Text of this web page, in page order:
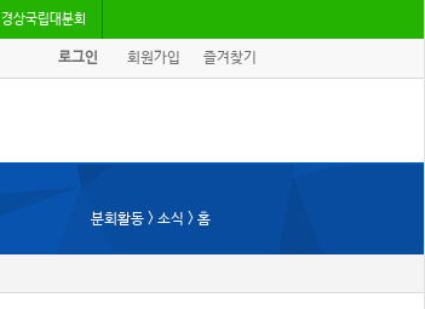
경상국립대분회
로그인 회원가입 즐겨찾기
분회활동 > 소식 > 홈